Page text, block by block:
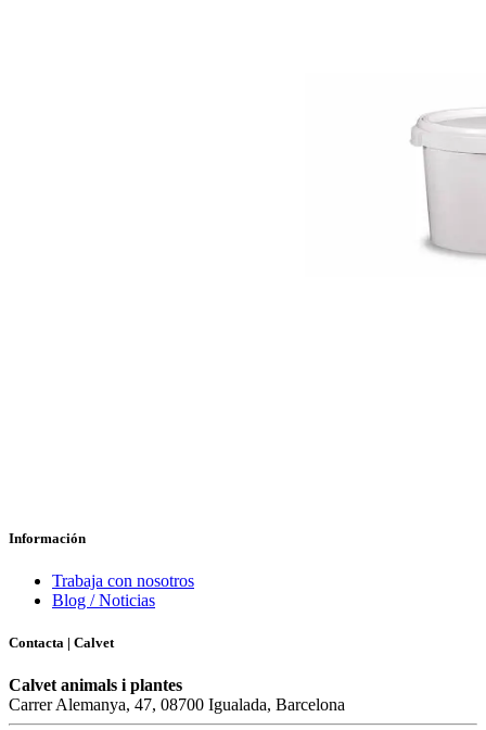
Información
Trabaja con nosotros
Blog / Noticias
Contacta | Calvet
Calvet animals i plantes
Carrer Alemanya, 47, 08700 Igualada, Barcelona